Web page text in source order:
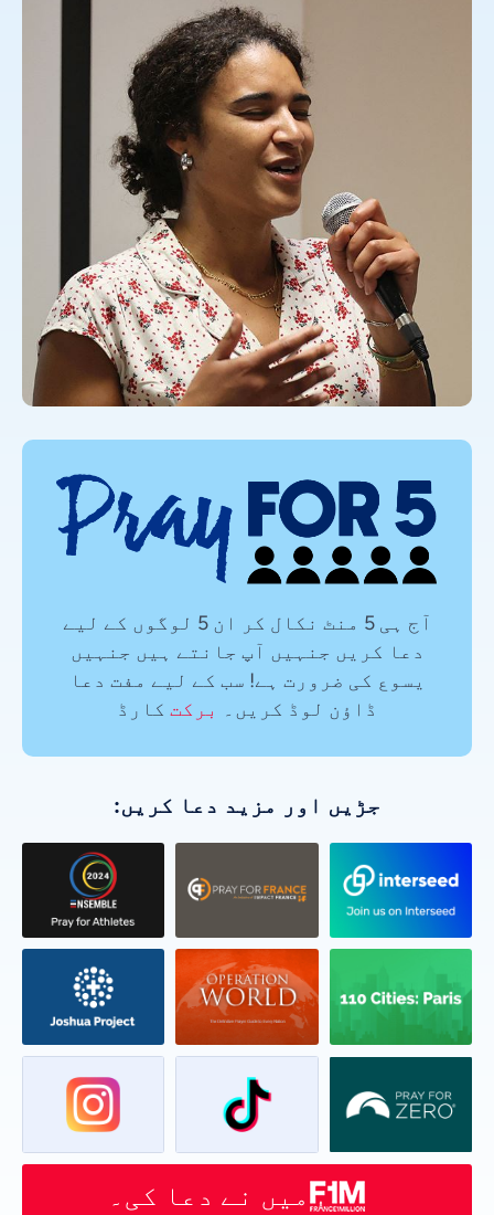
آج ہی 5 منٹ نکال کر ان 5 لوگوں کے لیے
دعا کریں جنہیں آپ جانتے ہیں جنہیں
یسوع کی ضرورت ہے! سب کے لیے مفت دعا
ڈاؤن لوڈ کریں۔
برکت کارڈ
جڑیں اور مزید دعا کریں:
میں نے دعا کی۔